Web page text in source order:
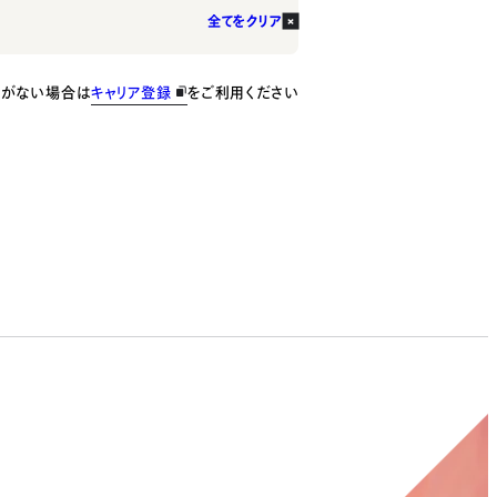
全てをクリア
ない場合はキャリア登録 をご利用ください